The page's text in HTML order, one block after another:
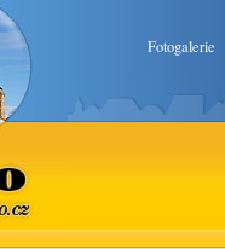
Fotogalerie